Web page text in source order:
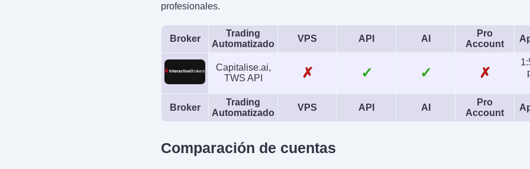
profesionales.
Broker
Trading
Automatizado
VPS API AI
Pro
Account
Capitalise.ai,
TWS API
✗ ✓ ✓ ✗
Broker
Trading
Automatizado
VPS API AI
Pro
Account
Comparación de cuentas